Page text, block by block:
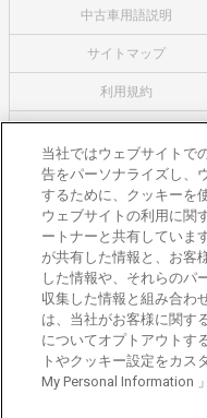
中古車用語説明
サイトマップ
利用規約
オークネットのその他のサー
バイク関連サービス
中古バイクを探すならバイク
レンタルバイクに乗るなら
ブランド関連サービス
ブランド品の買取はギャラリ
東京都公安委
株式
当社ではウェブサイトで
告をパーソナライズし、
するために、クッキーを
ウェブサイトの利用に関
ートナーと共有していま
が共有した情報と、お客
した情報や、それらのパ
収集した情報と組み合わ
は、当社がお客様に関す
についてオプトアウトす
トやクッキー設定をカス
My Personal Information